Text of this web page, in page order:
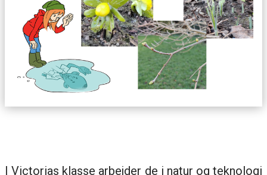
I Victorias klasse arbejder de i natur og teknologi